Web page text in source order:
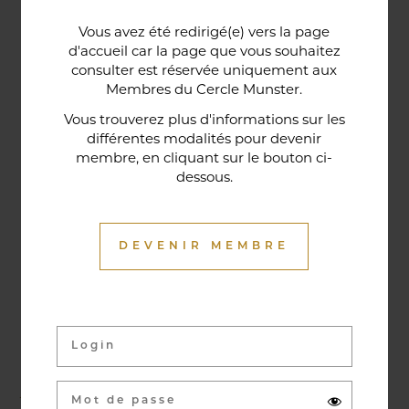
Vous avez été redirigé(e) vers la page
d'accueil car la page que vous souhaitez
consulter est réservée uniquement aux
Membres du Cercle Munster.
Vous trouverez plus d'informations sur les
différentes modalités pour devenir
membre, en cliquant sur le bouton ci-
dessous.
DEVENIR MEMBRE
historique de la maison, relie le bar au restaurant ;
cette trace du passé rappelle la tradition du bien-
être en ces lieux et de l'accueil chaleureux qui
contribuent à la réputation de l'établissement. Ce
restaurant gastronomique a été entièrement
relooké en janvier 2020. Notre chef vous propose
vous surprendre.
Activités & évènements